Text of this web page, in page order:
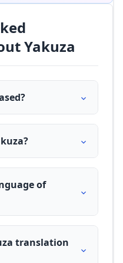
Yakuza
of
translation